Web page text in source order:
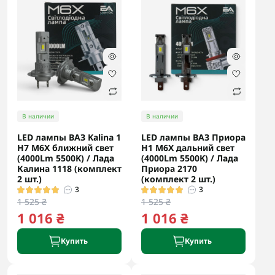
В наличии
LED лампы ВАЗ Kalina 1
H7 M6X ближний свет
(4000Lm 5500K) / Лада
Калина 1118 (комплект
2 шт.)
3
1 525 ₴
1 016 ₴
Купить
В наличии
LED лампы ВАЗ Приора
H1 M6X дальний свет
(4000Lm 5500K) / Лада
Приора 2170
(комплект 2 шт.)
3
1 525 ₴
1 016 ₴
Купить